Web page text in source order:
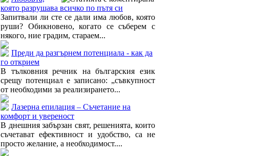
която разрушава всичко по пътя си
Запитвали ли сте се дали има любов, която
руши? Обикновено, когато се съберем с
някого, ние градим, стараем...
Преди да разгърнем потенциала - как да
го открием
В тълковния речник на българския език
срещу потенциал е записано: „съвкупност
от необходими за реализирането...
Лазерна епилация – Съчетание на
комфорт и увереност
В днешния забързан свят, решенията, които
съчетават ефективност и удобство, са не
просто желание, а необходимост....